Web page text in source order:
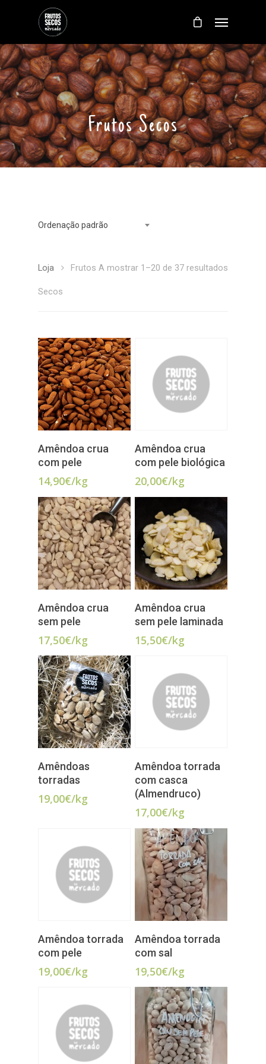
Frutos Secos
Ordenação padrão
A mostrar 1–20 de 37 resultados
Loja Frutos
Secos
ADICIONAR
Amêndoa crua
com pele
14,90€/kg
LER MAIS
Amêndoa crua
com pele biológica
20,00€/kg
ADICIONAR
Amêndoa crua
sem pele
17,50€/kg
ADICIONAR
Amêndoa crua
sem pele laminada
15,50€/kg
ADICIONAR
Amêndoas
torradas
19,00€/kg
LER MAIS
Amêndoa torrada
com casca
(Almendruco)
17,00€/kg
ADICIONAR
Amêndoa torrada
com pele
19,00€/kg
ADICIONAR
Amêndoa torrada
com sal
19,50€/kg